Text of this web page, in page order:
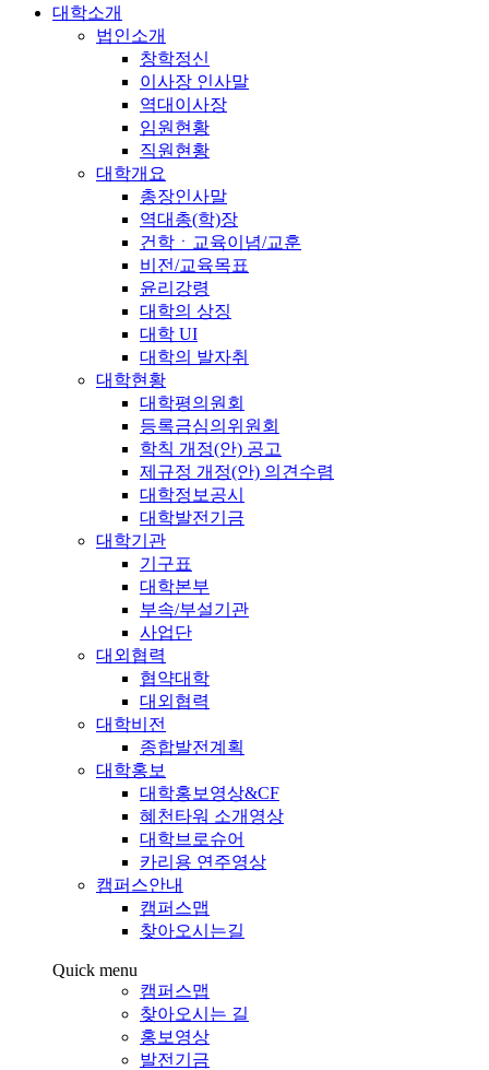
대학소개
법인소개
창학정신
이사장 인사말
역대이사장
임원현황
직원현황
대학개요
총장인사말
역대총(학)장
건학ㆍ교육이념/교훈
비전/교육목표
윤리강령
대학의 상징
대학 UI
대학의 발자취
대학현황
대학평의원회
등록금심의위원회
학칙 개정(안) 공고
제규정 개정(안) 의견수렴
대학정보공시
대학발전기금
대학기관
기구표
대학본부
부속/부설기관
사업단
대외협력
협약대학
대외협력
대학비전
종합발전계획
대학홍보
대학홍보영상&CF
혜천타워 소개영상
대학브로슈어
카리용 연주영상
캠퍼스안내
캠퍼스맵
찾아오시는길
Quick menu
캠퍼스맵
찾아오시는 길
홍보영상
발전기금